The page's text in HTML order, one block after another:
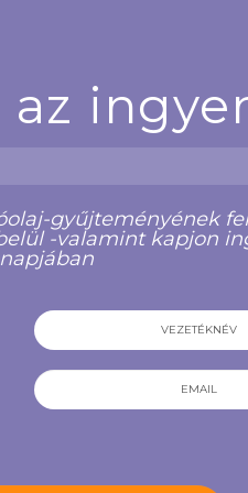
gyűjteményének
-valamint kapjon
MyMakes: Kényeztető kisállat
kutyák számára (Magyar
1,990 Ft
VÁSÁROLJON